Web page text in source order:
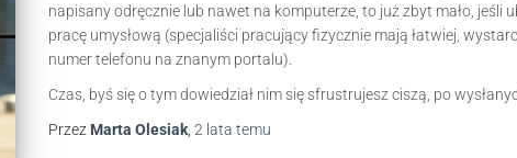
napisany odręcznie lub nawet na komputerze, to już zbyt mało, jeśli
pracę umysłową (specjaliści pracujący fizycznie mają łatwiej,
numer telefonu na znanym portalu).
Czas, byś się o tym dowiedział nim się sfrustrujesz ciszą, po
Przez Marta Olesiak, 2 lata temu